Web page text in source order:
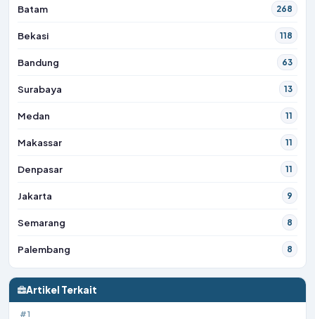
Batam 268
Bekasi 118
Bandung 63
Surabaya 13
Medan 11
Makassar 11
Denpasar 11
Jakarta 9
Semarang 8
Palembang 8
Artikel Terkait
#1